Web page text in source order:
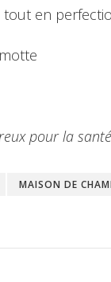
en
pour la
MAISON DE